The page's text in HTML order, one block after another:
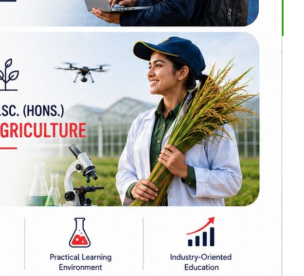
मेसेन्जर अकस्मात्
छैन । यद्यपि, विगतमा पनि
रूपमा सेवा प्रभावित भएको
भर्खरै
३२औं विश्व आदिवासी
दिवसका अवसरमा
काठमाडौंमा
सांस्कृतिक र्‍याली
(तस्बिर)
देउवा र खड्काको
पुनरावलोकन
निवेदनमा सुनुवाइ गर्न
सर्वोच्चको अनुमति
लागुऔषध र
प्रतिबन्धित
औषधिसहित दुई जना